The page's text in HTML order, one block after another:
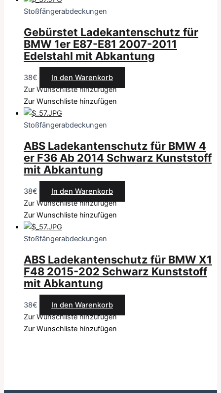
Stoßfängerabdeckungen
Gebürstet Ladekantenschutz für
BMW 1er E87-E81 2007-2011
Edelstahl mit Abkantung
38€
In den Warenkorb
Zur Wunschliste hinzufügen
Zur Wunschliste hinzufügen
Stoßfängerabdeckungen
ABS Ladekantenschutz für BMW 4
er F36 Ab 2014 Schwarz Kunststoff
mit Abkantung
38€
In den Warenkorb
Zur Wunschliste hinzufügen
Zur Wunschliste hinzufügen
Stoßfängerabdeckungen
ABS Ladekantenschutz für BMW X1
F48 2015-202 Schwarz Kunststoff
mit Abkantung
38€
In den Warenkorb
Zur Wunschliste hinzufügen
Zur Wunschliste hinzufügen